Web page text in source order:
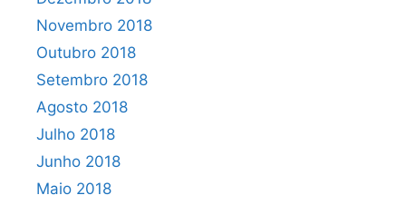
Novembro 2018
Outubro 2018
Setembro 2018
Agosto 2018
Julho 2018
Junho 2018
Maio 2018